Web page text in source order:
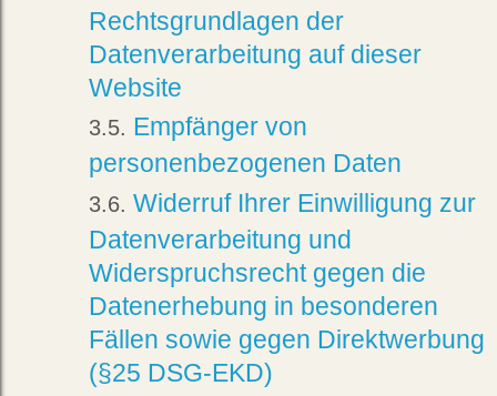
Rechtsgrundlagen der
Datenverarbeitung auf dieser
Website
Empfänger von
personenbezogenen Daten
Widerruf Ihrer Einwilligung zur
Datenverarbeitung und
Widerspruchsrecht gegen die
Datenerhebung in besonderen
Fällen sowie gegen Direktwerbung
(§25 DSG-EKD)